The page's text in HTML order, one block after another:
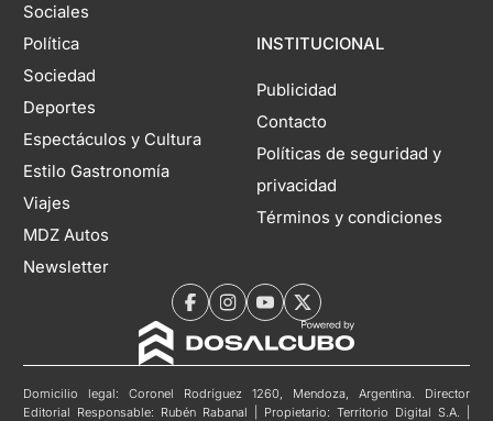
Sociales
Política
Sociedad
Deportes
Espectáculos y Cultura
Estilo Gastronomía
Viajes
MDZ Autos
Newsletter
INSTITUCIONAL
Publicidad
Contacto
Políticas de seguridad y
privacidad
Términos y condiciones
Domicilio legal: Coronel Rodríguez 1260, Mendoza, Argentina. Director
Editorial Responsable: Rubén Rabanal | Propietario: Territorio Digital S.A. |